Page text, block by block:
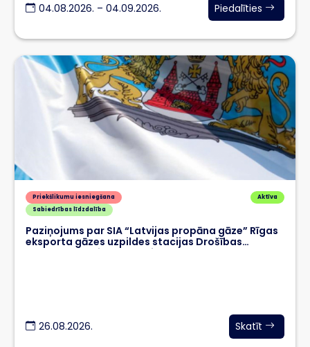
04.08.2026. – 04.09.2026.
Piedalīties
Priekšlikumu iesniegšana
Sabiedrības līdzdalība
Aktīva
Paziņojums par SIA “Latvijas propāna gāze” Rīgas
eksporta gāzes uzpildes stacijas Drošības
pārskata publisko apspriešanu
26.08.2026. Skatīt